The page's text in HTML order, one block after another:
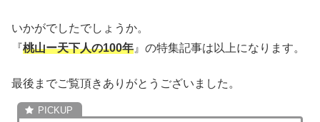
いかがでしたでしょうか。
『桃山ー天下人の100年 』の特集記事は以上になります。
最後までご覧頂きありがとうございました。